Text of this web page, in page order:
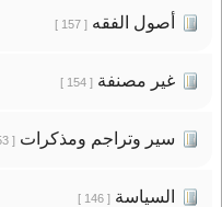
أصول الفقه[ 157 ]
غير مصنفة[ 154 ]
سير وتراجم ومذكرات[ 153 ]
السياسة[ 146 ]